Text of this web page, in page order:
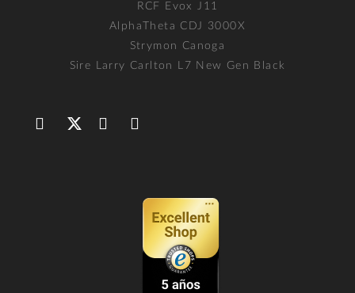
RCF Evox J11
AlphaTheta CDJ 3000X
Strymon Canoga
Sire Larry Carlton L7 New Gen Black